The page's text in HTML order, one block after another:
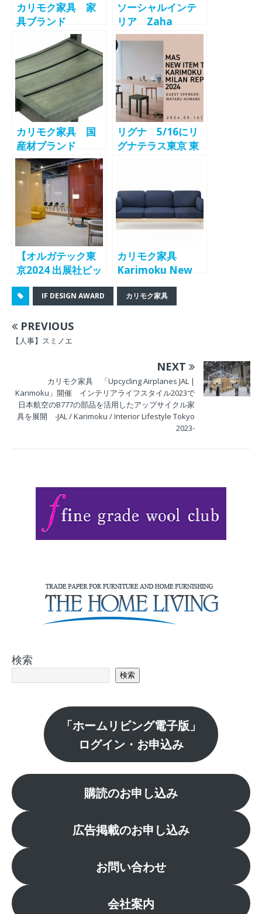
カリモク家具 家
具ブランド
「Karimoku Case
Study」を
「Karimoku
Case」に名称変
更 グローバルブ
ランドとしての認
知拡大目指す
ソーシャルインテ
リア Zaha
Hadid
Design×karimok
uコラボレーション
コレクション
「SEYUN」をサブ
スクライフで取扱
い開始
カリモク家具 国
産材ブランド
「MAS」に新色登
場
リグナ 5/16にリ
グナテラス東京 東
ITEM TALK &
KARIMOKU
MILAN REPORT
2024」を開催 カ
リーズ、デザイン
ディレクターの熊
野亘氏が登壇
【オルガテック東
京2024 出展社ピッ
クアップレポート
(1)】カリモク家
TOKYO Award」
受賞、「なぜ、な
カリモク家具
Karimoku New
Standard（KNS
）ブランドから新
IF DESIGN AWARD カリモク家具
PREVIOUS
【人事】スミノエ
NEXT
カリモク家具 「Upcycling Airplanes JAL |
Karimoku」開催 インテリアライフスタイル2023で
日本航空のB777の部品を活用したアップサイクル家
具を展開 -JAL / Karimoku / Interior Lifestyle Tokyo
2023-
検索
検索
「ホームリビング電子版」
ログイン・お申込み
購読のお申し込み
広告掲載のお申し込み
お問い合わせ
会社案内